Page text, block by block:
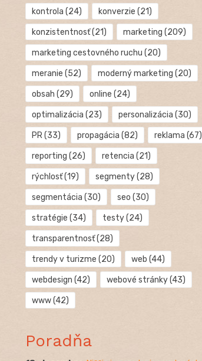
kontrola (24) konverzie (21)
konzistentnosť(21) marketing (209)
marketing cestovného ruchu (20)
meranie (52) moderný marketing (20)
obsah (29) online (24)
optimalizácia (23) personalizácia (30)
PR(33) propagácia (82) reklama (67)
reporting (26) retencia (21)
rýchlosť(19) segmenty(28)
segmentácia (30) seo (30)
stratégie (34) testy(24)
transparentnosť(28)
trendy v turizme (20) web (44)
webdesign (42) webové stránky(43)
www(42)
Poradňa